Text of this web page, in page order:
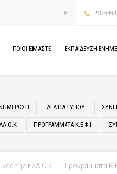
210
ΠΟΙΟΙ ΕΙΜΑΣΤΕ ΕΚΠΑΙΔΕΥΣΗ-
ΔΕΛΤΙΑ ΤΥΠΟΥ
ΠΡΟΓΡΑΜΜΑΤΑ Κ.Ε.Φ.Ι
νέα της ΕΛΛ.Ο.Κ
Προγράμματα